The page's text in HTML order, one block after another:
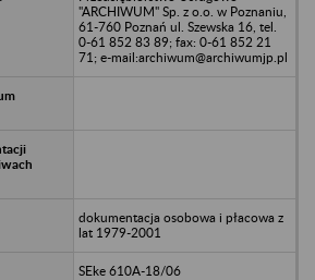
"ARCHIWUM" Sp. z o.o. w Poznaniu,
61-760 Poznań ul. Szewska 16, tel.
0-61 852 83 89; fax: 0-61 852 21
71; e-mail:archiwum@archiwumjp.pl
dokumentacja osobowa i płacowa z
lat 1979-2001
SEke 610A-18/06